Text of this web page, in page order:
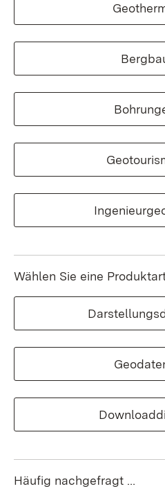
Wählen Sie eine
Häufig nachgefragt …